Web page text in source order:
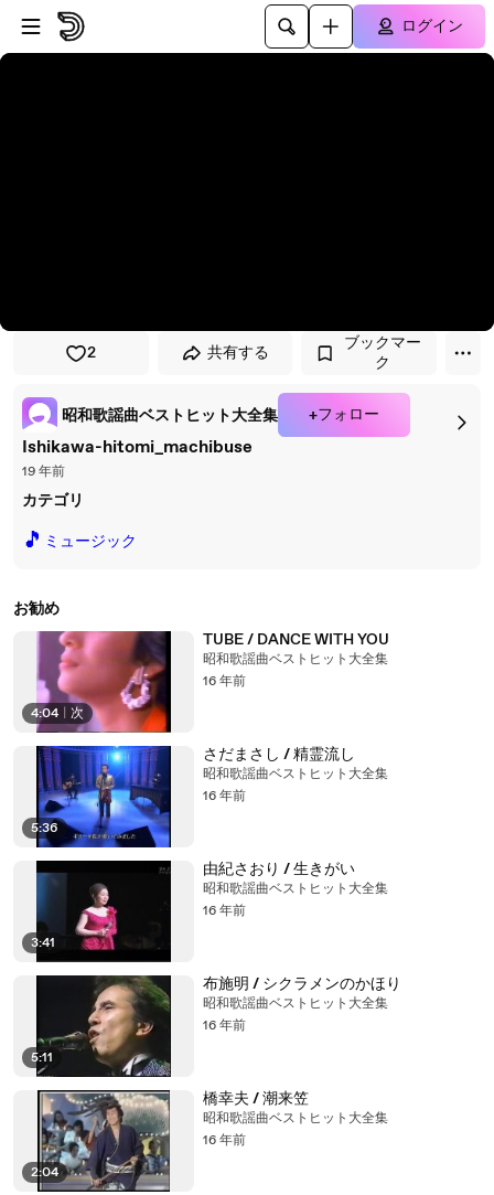
プレイヤーにスキップ
メインコンテンツにスキップ
ログイン
2 共有する
ブックマー
ク
昭和歌謡曲ベストヒット大全集 +フォロー
Ishikawa-hitomi_machibuse
19 年前
カテゴリ
🎵 ミュージック
お勧め
4:04 次
TUBE / DANCE WITH YOU
昭和歌謡曲ベストヒット大全集
16 年前
5:36
さだまさし / 精霊流し
昭和歌謡曲ベストヒット大全集
16 年前
3:41
由紀さおり / 生きがい
昭和歌謡曲ベストヒット大全集
16 年前
5:11
布施明 / シクラメンのかほり
昭和歌謡曲ベストヒット大全集
16 年前
2:04
橋幸夫 / 潮来笠
昭和歌謡曲ベストヒット大全集
16 年前